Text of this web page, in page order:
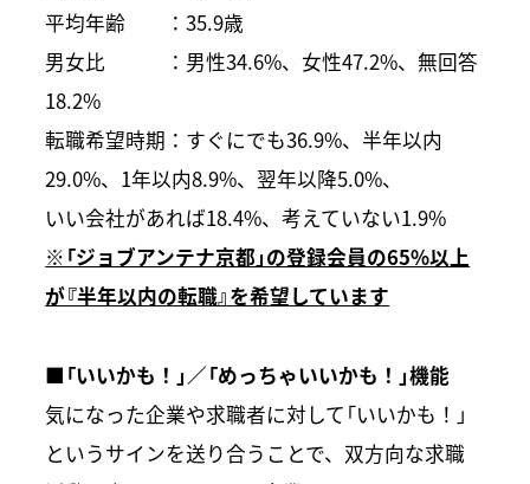
平均年齢 ：35.9歳
男女比 ：男性34.6%、女性47.2%、無回答
18.2%
転職希望時期：すぐにでも36.9%、半年以内
29.0%、1年以内8.9%、翌年以降5.0%、
いい会社があれば18.4%、考えていない1.9%
※「ジョブアンテナ京都」の登録会員の65%以上
が『半年以内の転職』を希望しています
■「いいかも！」／「めっちゃいいかも！」機能
気になった企業や求職者に対して「いいかも！」
というサインを送り合うことで、双方向な求職